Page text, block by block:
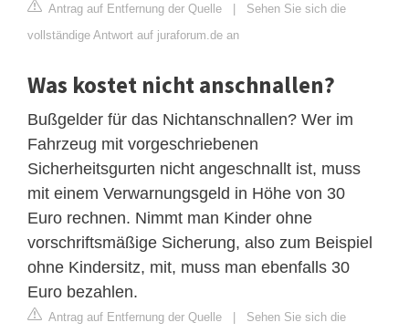
Antrag auf Entfernung der Quelle | Sehen Sie sich die
vollständige Antwort auf juraforum.de an
Was kostet nicht anschnallen?
Bußgelder für das Nichtanschnallen? Wer im
Fahrzeug mit vorgeschriebenen
Sicherheitsgurten nicht angeschnallt ist, muss
mit einem Verwarnungsgeld in Höhe von 30
Euro rechnen. Nimmt man Kinder ohne
vorschriftsmäßige Sicherung, also zum Beispiel
ohne Kindersitz, mit, muss man ebenfalls 30
Euro bezahlen.
Antrag auf Entfernung der Quelle | Sehen Sie sich die